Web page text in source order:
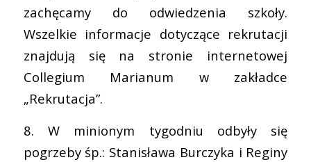
zachęcamy do odwiedzenia szkoły.
Wszelkie informacje dotyczące rekrutacji
znajdują się na stronie internetowej
Collegium Marianum w zakładce
„Rekrutacja”.
8. W minionym tygodniu odbyły się
pogrzeby śp.: Stanisława Burczyka i Reginy